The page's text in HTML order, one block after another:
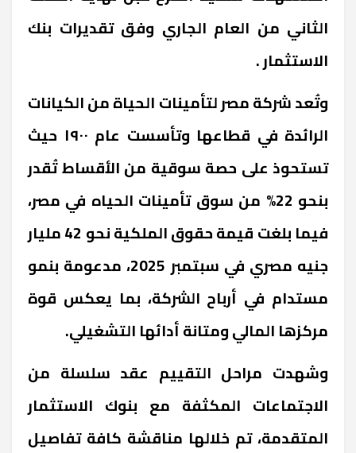
الثاني من العام الجاري وفق تقديرات بنك
الاستثمار .
وتُعد شركة مصر لتأمينات الحياة من الكيانات
الرائدة في قطاعها وتأسست عام ١٩٠٠ حيث
تستحوذ على حصة سوقية من الأقساط تُقدر
بنحو 22% من سوق تأمينات الحياه في مصر،
فيما بلغت قيمة حقوق الملكية نحو 42 مليار
جنيه مصري في سبتمبر 2025، مدعومة بنمو
مستدام في أرباح الشركة، بما يعكس قوة
مركزها المالي ومتانة أدائها التشغيلي.
وشهدت مراحل التقييم عقد سلسلة من
الاجتماعات المكثفة مع بنوك الاستثمار
المتقدمة، تم خلالها مناقشة كافة تفاصيل